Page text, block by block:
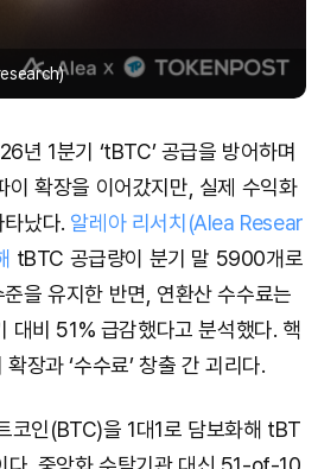
년 1분기 ‘tBTC’ 공급을 방어하며
이 확장을 이어갔지만, 실제 수익화
났다. 알레아 리서치(Alea Resear
tBTC 공급량이 분기 말 5900개로
을 유지한 반면, 연환산 수수료는
대비 51% 급감했다고 분석했다. 핵
확장과 ‘수수료’ 창출 간 괴리다.
코인(BTC)을 1대1로 담보화해 tBT